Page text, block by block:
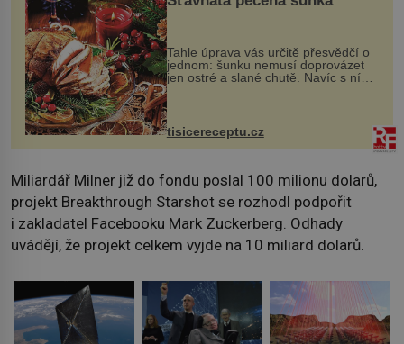
Tahle úprava vás určitě přesvědčí o
jednom: šunku nemusí doprovázet
jen ostré a slané chutě. Navíc s ní
nakrmíte poměrně hodně hladových
krků. Ingredience sádlo 3 kg šunky
vcelku 3 stroužky česneku hl...
tisicereceptu.cz
Miliardář Milner již do fondu poslal 100 milionu dolarů,
projekt Breakthrough Starshot se rozhodl podpořit
i zakladatel Facebooku Mark Zuckerberg. Odhady
uvádějí, že projekt celkem vyjde na 10 miliard dolarů.